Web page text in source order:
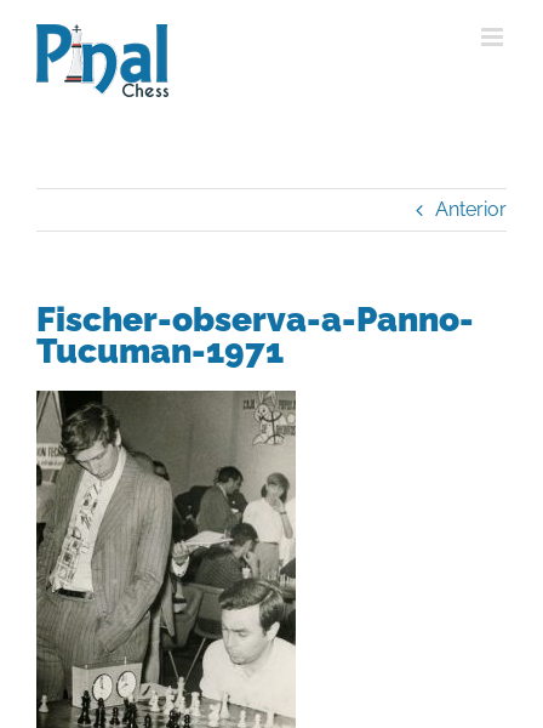
contenido
Anterior
Fischer-observa-a-Panno-
Tucuman-1971